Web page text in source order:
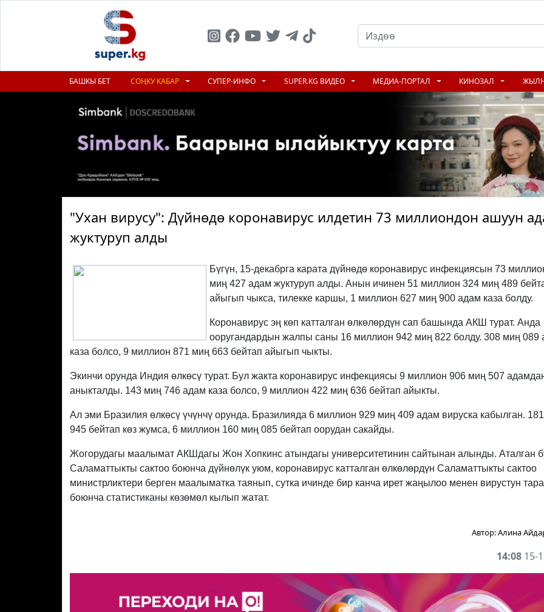
БАШКЫ БЕТ СОҢКУ КАБАР СУПЕР-ИНФО SUPER.KG ВИДЕО МЕДИА-ПОРТАЛ КИНОЗАЛ
"Ухан вирусу": Дүйнөдө коронавирус илдетин 73 миллиондон ашуун
жуктуруп алды
Бүгүн, 15-декабрга карата дүйнөдө коронавирус инфекциясын 73
миң 427 адам жуктуруп алды. Анын ичинен 51 миллион 324 миң 489
айыгып чыкса, тилекке каршы, 1 миллион 627 миң 900 адам каза болду.
Коронавирус эң көп катталган өлкөлөрдүн сап башында АКШ турат. Анда
ооругандардын жалпы саны 16 миллион 942 миң 822 болду. 308 миң 089
каза болсо, 9 миллион 871 миң 663 бейтап айыгып чыкты.
Экинчи орунда Индия өлкөсү турат. Бул жакта коронавирус инфекциясы 9 миллион 906 миң 507
аныкталды. 143 миң 746 адам каза болсо, 9 миллион 422 миң 636 бейтап айыкты.
Ал эми Бразилия өлкөсү үчүнчү орунда. Бразилияда 6 миллион 929 миң 409 адам вируска кабылган.
945 бейтап көз жумса, 6 миллион 160 миң 085 бейтап оорудан сакайды.
Жогорудагы маалымат АКШдагы Жон Хопкинс атындагы университетинин сайтынан алынды. Аталган
Саламаттыкты сактоо боюнча дүйнөлүк уюм, коронавирус катталган өлкөлөрдүн Саламаттыкты сактоо
министрликтери берген маалыматка таянып, сутка ичинде бир канча ирет жаңылоо менен вирустун
боюнча статистиканы көзөмөл кылып жатат.
Автор:Алина
14:0815-